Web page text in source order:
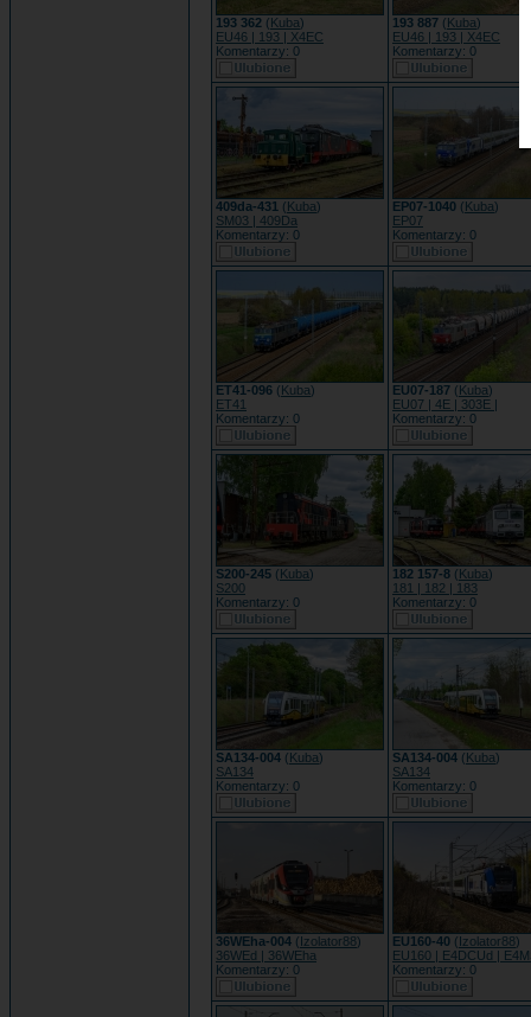
193 362 (Kuba)
EU46 | 193 | X4EC
Komentarzy: 0
193 887 (Kuba)
EU46 | 193 | X4EC
Komentarzy: 0
409da-431 (Kuba)
SM03 | 409Da
Komentarzy: 0
EP07-1040 (Kuba)
EP07
Komentarzy: 0
ET41-096 (Kuba)
ET41
Komentarzy: 0
EU07-187 (Kuba)
EU07 | 4E | 303E |
Komentarzy: 0
S200-245 (Kuba)
S200
Komentarzy: 0
182 157-8 (Kuba)
181 | 182 | 183
Komentarzy: 0
SA134-004 (Kuba)
SA134
Komentarzy: 0
SA134-004 (Kuba)
SA134
Komentarzy: 0
36WEha-004 (Izolator88)
36WEd | 36WEha
Komentarzy: 0
EU160-40 (Izolator88)
EU160 | E4DCUd |
Komentarzy: 0